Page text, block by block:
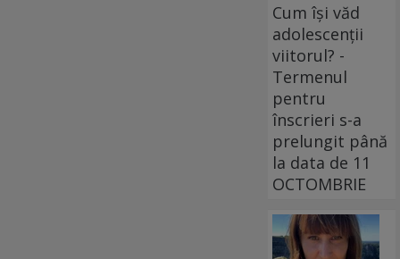
Cum își văd
adolescenții
viitorul? -
Termenul
pentru
înscrieri s-a
prelungit până
la data de 11
OCTOMBRIE